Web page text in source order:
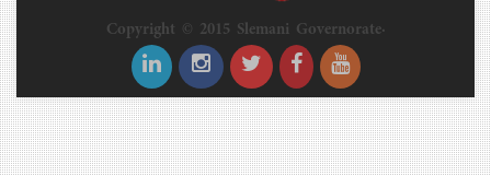
Copyright © 2015 Slemani Governorate.